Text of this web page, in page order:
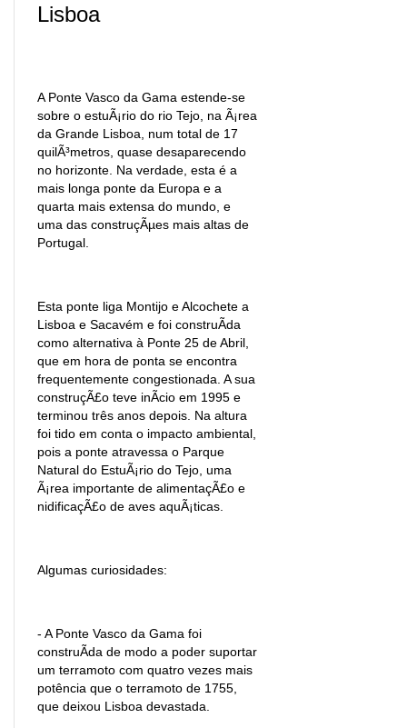
Lisboa
A Ponte Vasco da Gama estende-se
sobre o estuÃ¡rio do rio Tejo, na Ã¡rea
da Grande Lisboa, num total de 17
quilÃ³metros, quase desaparecendo
no horizonte. Na verdade, esta é a
mais longa ponte da Europa e a
quarta mais extensa do mundo, e
uma das construçÃµes mais altas de
Portugal.
Esta ponte liga Montijo e Alcochete a
Lisboa e Sacavém e foi construÃ­da
como alternativa à Ponte 25 de Abril,
que em hora de ponta se encontra
frequentemente congestionada. A sua
construçÃ£o teve inÃ­cio em 1995 e
terminou três anos depois. Na altura
foi tido em conta o impacto ambiental,
pois a ponte atravessa o Parque
Natural do EstuÃ¡rio do Tejo, uma
Ã¡rea importante de alimentaçÃ£o e
nidificaçÃ£o de aves aquÃ¡ticas.
Algumas curiosidades:
- A Ponte Vasco da Gama foi
construÃ­da de modo a poder suportar
um terramoto com quatro vezes mais
potência que o terramoto de 1755,
que deixou Lisboa devastada.